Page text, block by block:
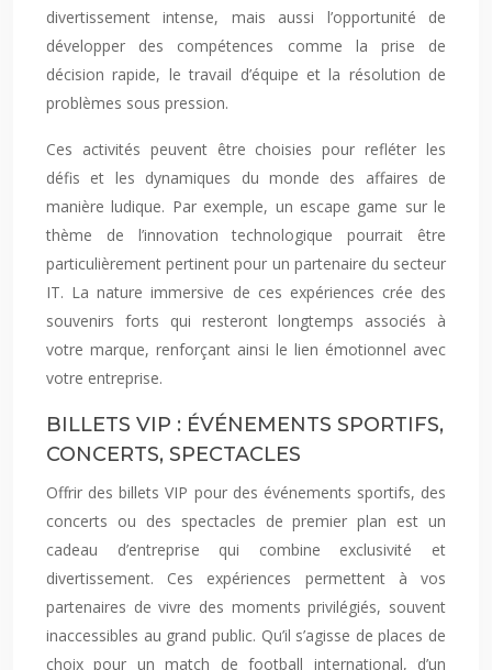
divertissement intense, mais aussi l’opportunité de
développer des compétences comme la prise de
décision rapide, le travail d’équipe et la résolution de
problèmes sous pression.
Ces activités peuvent être choisies pour refléter les
défis et les dynamiques du monde des affaires de
manière ludique. Par exemple, un escape game sur le
thème de l’innovation technologique pourrait être
particulièrement pertinent pour un partenaire du secteur
IT. La nature immersive de ces expériences crée des
souvenirs forts qui resteront longtemps associés à
votre marque, renforçant ainsi le lien émotionnel avec
votre entreprise.
BILLETS VIP : ÉVÉNEMENTS SPORTIFS,
CONCERTS, SPECTACLES
Offrir des billets VIP pour des événements sportifs, des
concerts ou des spectacles de premier plan est un
cadeau d’entreprise qui combine exclusivité et
divertissement. Ces expériences permettent à vos
partenaires de vivre des moments privilégiés, souvent
inaccessibles au grand public. Qu’il s’agisse de places de
choix pour un match de football international, d’un